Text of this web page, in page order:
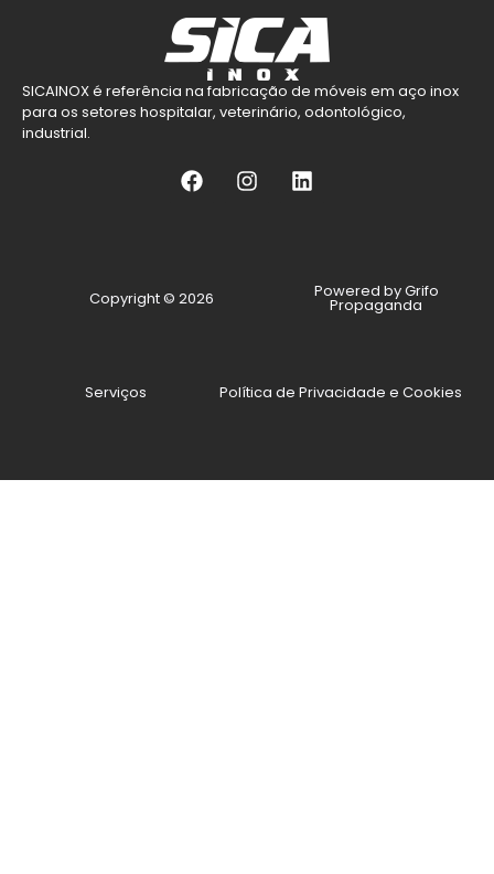
SICAINOX é referência na fabricação de móveis em aço inox
para os setores hospitalar, veterinário, odontológico,
industrial.
Copyright © 2026 Powered by Grifo
Propaganda
Serviços Política de Privacidade e Cookies